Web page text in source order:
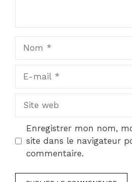
Site
Enregistrer mon nom,
site dans le navigateur
commentaire.